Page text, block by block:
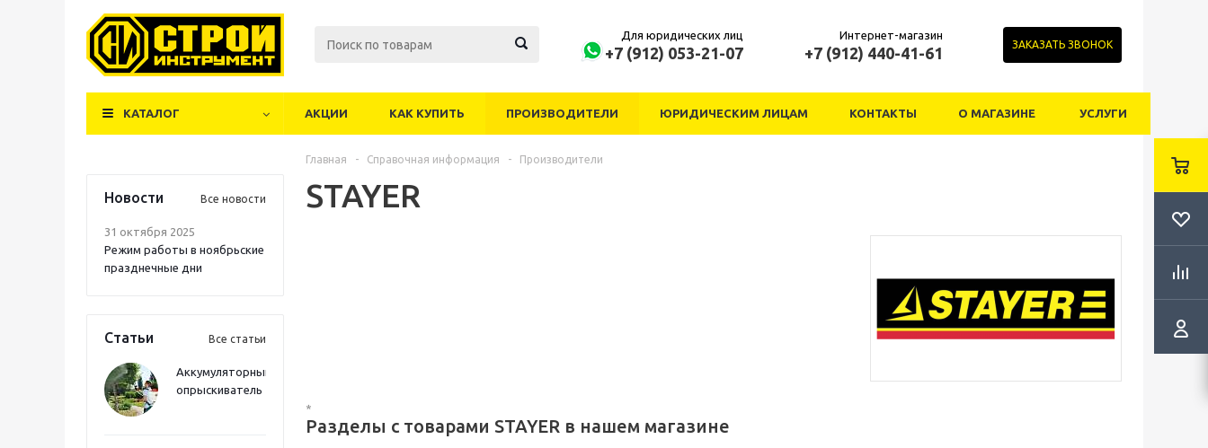
Для юридических лиц
+7 (912) 053-21-07
Интернет-магазин
+7 (912) 440-41-61 ЗАКАЗАТЬ ЗВОНОК
КАТАЛОГ АКЦИИ КАК КУПИТЬ ПРОИЗВОДИТЕЛИ ЮРИДИЧЕСКИМ ЛИЦАМ КОНТАКТЫ О МАГАЗИНЕ УСЛУГИ
Новости Все новости
31 октября 2025
Режим работы в ноябрьские
празднечные дни
Статьи Все статьи
Аккумуляторный
опрыскиватель
Главная - Справочная информация - Производители
STAYER
*
Разделы с товарами STAYER в нашем магазине